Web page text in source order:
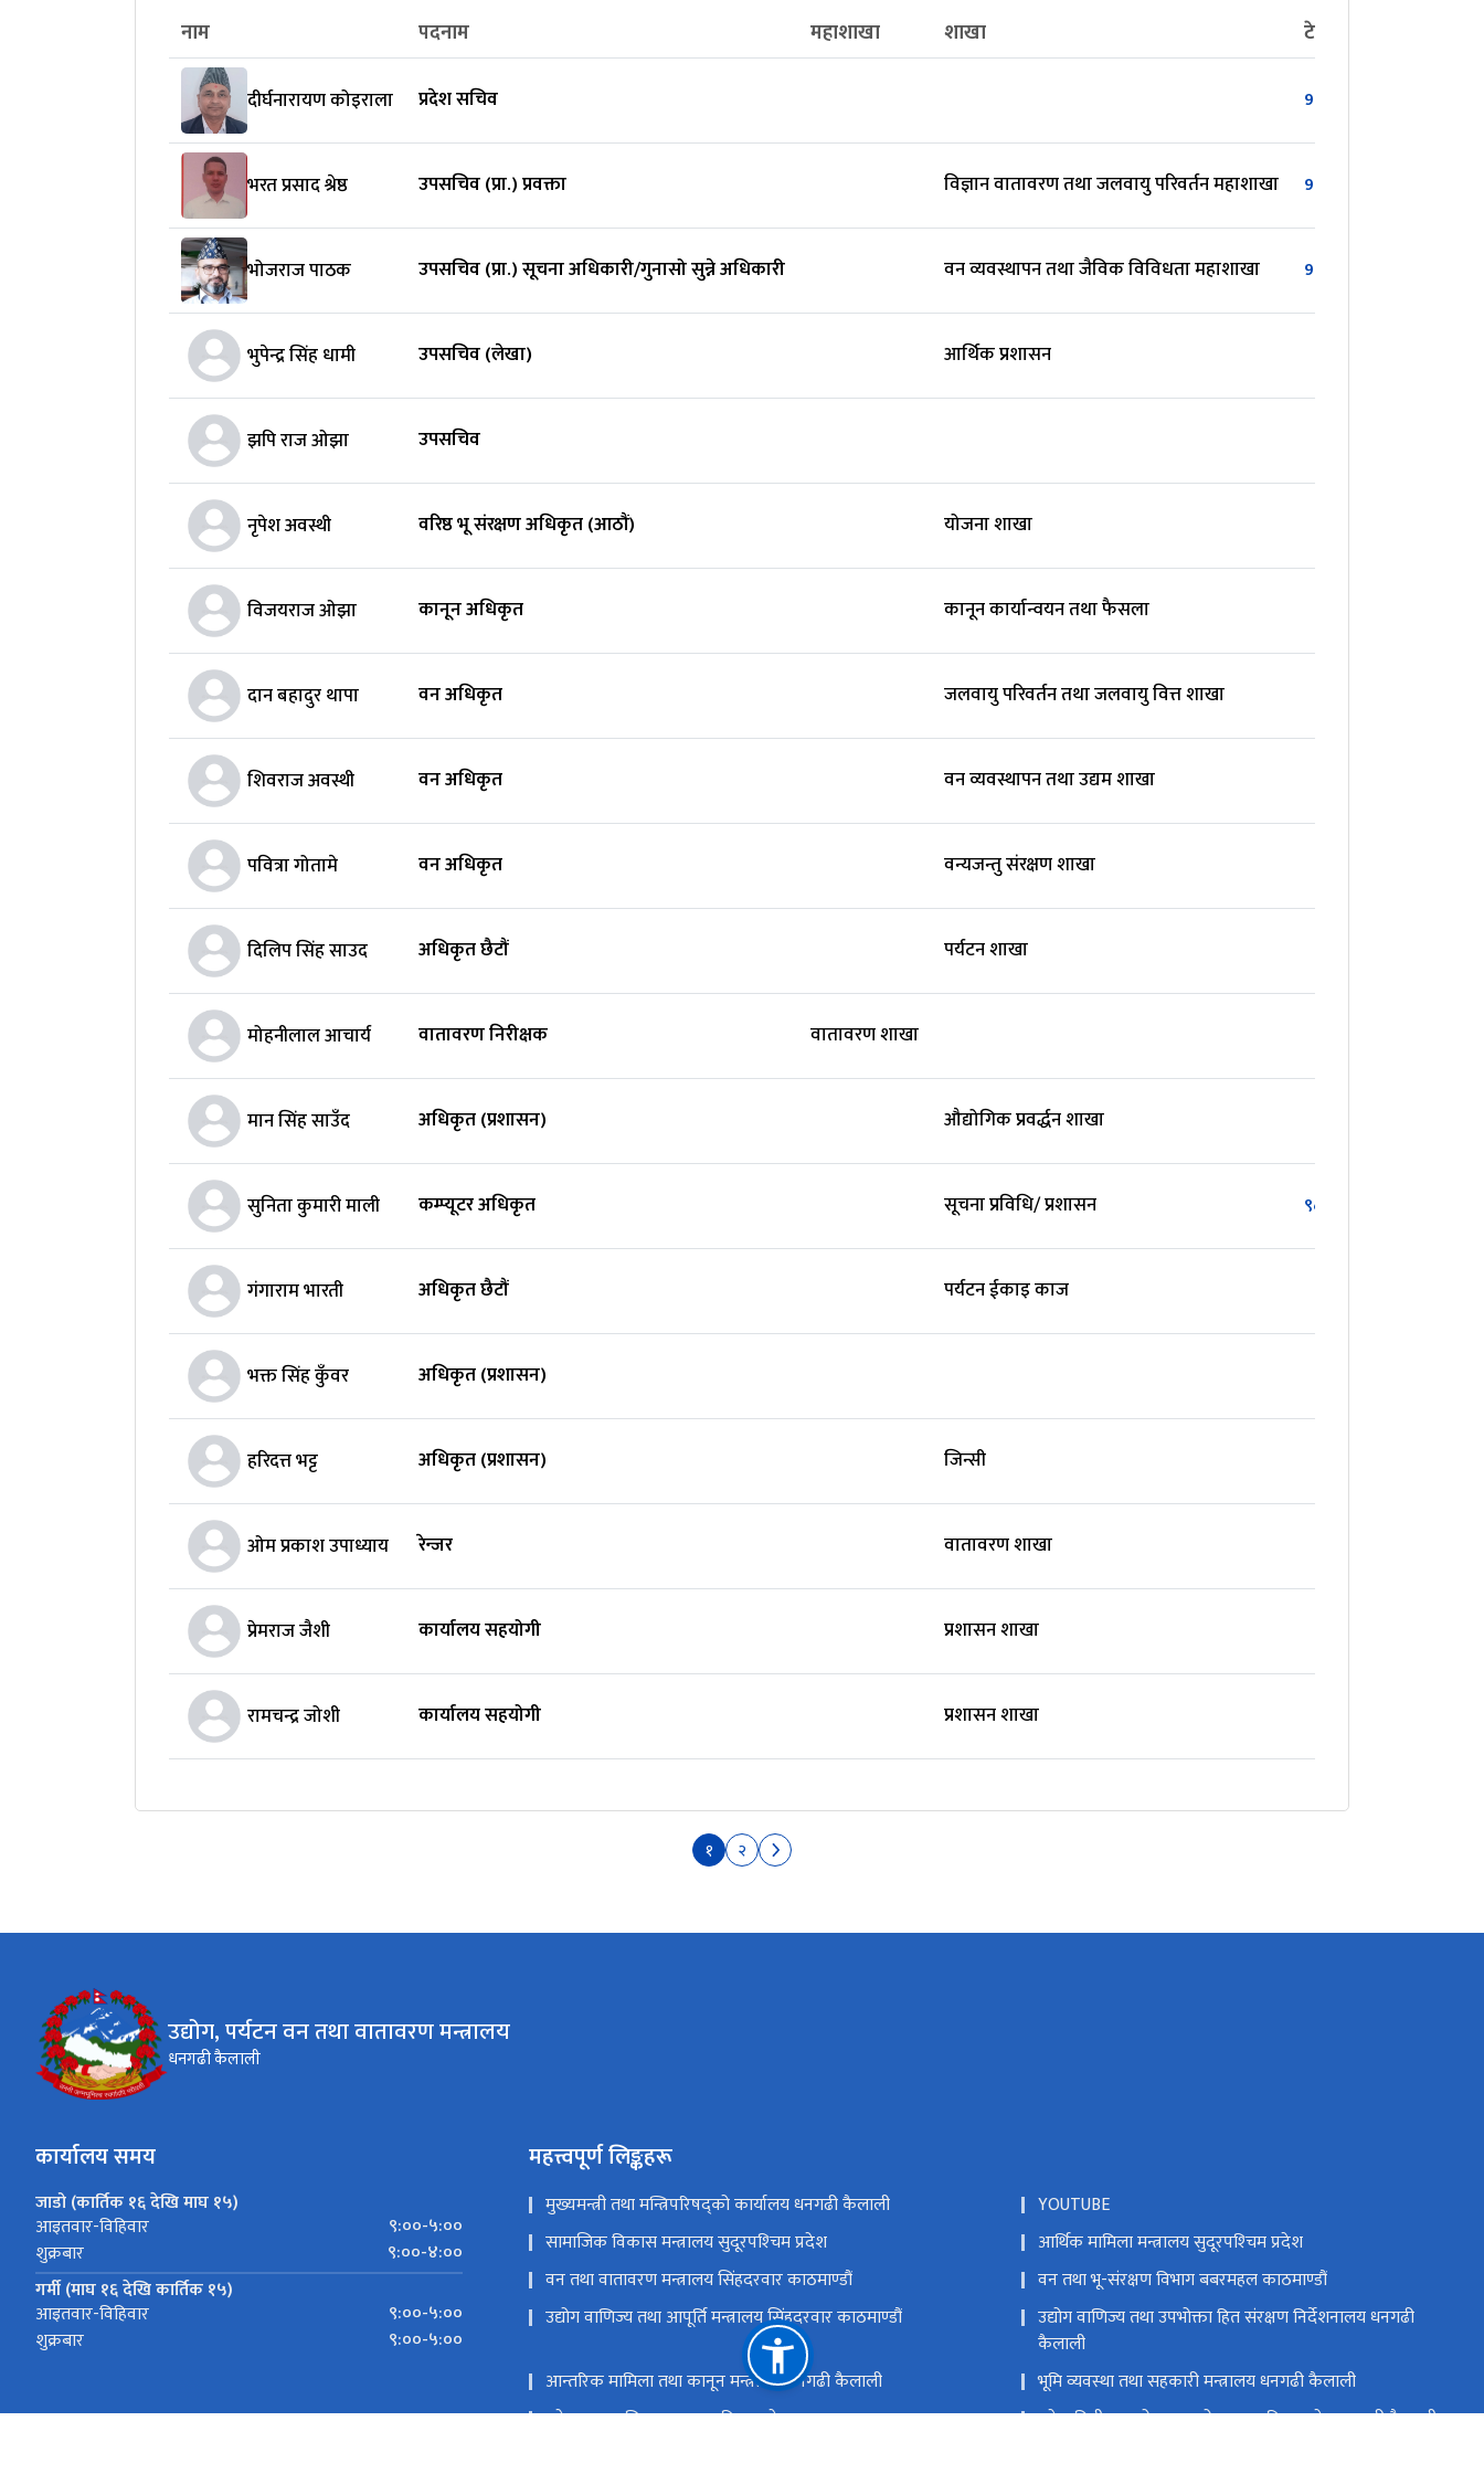
नाम पदनाम महाशाखा शाखा टेलिफोन
दीर्घनारायण कोइराला प्रदेश सचिव 9858422507
भरत प्रसाद श्रेष्ठ उपसचिव (प्रा.) प्रवक्ता विज्ञान वातावरण तथा जलवायु परिवर्तन महाशाखा 9858476942
भोजराज पाठक उपसचिव (प्रा.) सूचना अधिकारी/गुनासो सुन्ने अधिकारी वन व्यवस्थापन तथा जैविक विविधता महाशाखा 9858476941
भुपेन्द्र सिंह धामी उपसचिव (लेखा) आर्थिक प्रशासन
झपि राज ओझा उपसचिव
नृपेश अवस्थी वरिष्ठ भू संरक्षण अधिकृत (आठौं) योजना शाखा
विजयराज ओझा कानून अधिकृत कानून कार्यान्वयन तथा फैसला
दान बहादुर थापा वन अधिकृत जलवायु परिवर्तन तथा जलवायु वित्त शाखा
शिवराज अवस्थी वन अधिकृत वन व्यवस्थापन तथा उद्यम शाखा
पवित्रा गोतामे वन अधिकृत वन्यजन्तु संरक्षण शाखा
दिलिप सिंह साउद अधिकृत छैटौं पर्यटन शाखा
मोहनीलाल आचार्य वातावरण निरीक्षक वातावरण शाखा
मान सिंह साउँद अधिकृत (प्रशासन) ‍‍औद्योगिक प्रवर्द्धन शाखा
सुनिता कुमारी माली कम्प्यूटर अधिकृत सूचना प्रविधि/ प्रशासन ९८५८४७६६६५
गंगाराम भारती अधिकृत छैटौं पर्यटन ईकाइ काज
भक्त सिंह कुँवर अधिकृत (प्रशासन)
हरिदत्त भट्ट अधिकृत (प्रशासन) जिन्सी
ओम प्रकाश उपाध्याय रेन्जर वातावरण शाखा
प्रेमराज जैशी कार्यालय सहयोगी प्रशासन शाखा
रामचन्द्र जोशी कार्यालय सहयोगी प्रशासन शाखा
१ २
उद्योग, पर्यटन वन तथा वातावरण मन्त्रालय
धनगढी कैलाली
कार्यालय समय
जाडो (कार्तिक १६ देखि माघ १५)
आइतवार-विहिवार
९:००-५:००
शुक्रबार
९:००-४:००
गर्मी (माघ १६ देखि कार्तिक १५)
आइतवार-विहिवार
९:००-५:००
शुक्रबार
९:००-५:००
महत्त्वपूर्ण लिङ्कहरू
मुख्यमन्त्री तथा मन्त्रिपरिषद्को कार्यालय धनगढी कैलाली
YOUTUBE
सामाजिक विकास मन्त्रालय सुदूरपश्‍चिम प्रदेश
आर्थिक मामिला मन्त्रालय सुदूरपश्‍चिम प्रदेश
वन तथा वातावरण मन्त्रालय सिंहदरवार काठमाण्डौं
वन तथा भू-संरक्षण विभाग बबरमहल काठमाण्डौं
उद्योग वाणिज्य तथा आपूर्ति मन्त्रालय सिंहदरवार काठमाण्डौं
उद्योग वाणिज्य तथा उपभोक्ता हित संरक्षण निर्देशनालय धनगढी
कैलाली
आन्तरिक मामिला तथा कानून मन्त्रालय धनगढी कैलाली
भूमि व्यवस्था तथा सहकारी मन्त्रालय धनगढी कैलाली
प्रदेश सभा सचिवालय सुदूरपश्‍चिम प्रदेश
प्रदेश निती तथा योजना आयोग सुदूरपश्‍चिम प्रदेश धनगढी कैलाली